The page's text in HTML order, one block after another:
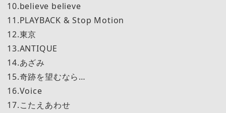
10.believe believe
11.PLAYBACK & Stop Motion
12.東京
13.ANTIQUE
14.あざみ
15.奇跡を望むなら…
16.Voice
17.こたえあわせ